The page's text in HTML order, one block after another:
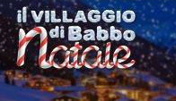
e
Video
News